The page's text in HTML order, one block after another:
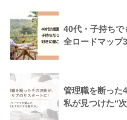
40代・子持ちで
全ロードマップ
管理職を断った
私が見つけた“